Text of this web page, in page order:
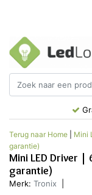
Terug naar Home
Mini
garantie)
Mini LED Driver
garantie)
Merk: Tronix